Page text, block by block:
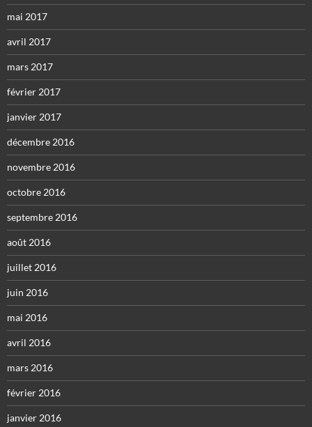
mai 2017
avril 2017
mars 2017
février 2017
janvier 2017
décembre 2016
novembre 2016
octobre 2016
septembre 2016
août 2016
juillet 2016
juin 2016
mai 2016
avril 2016
mars 2016
février 2016
janvier 2016